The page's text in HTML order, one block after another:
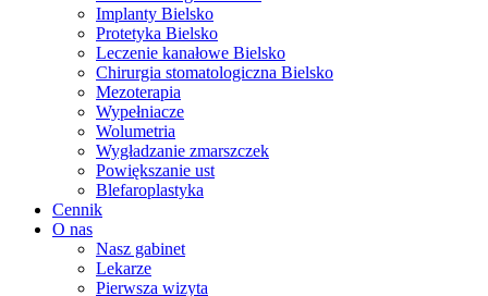
Mezoterapia
Wypełniacze
Wolumetria
Wygładzanie zmarszczek
Powiększanie ust
Blefaroplastyka
Implanty Bielsko
Protetyka Bielsko
Leczenie kanałowe Bielsko
Chirurgia stomatologiczna Bielsko
Cennik
O nas
Nasz gabinet
Lekarze
Pierwsza wizyta